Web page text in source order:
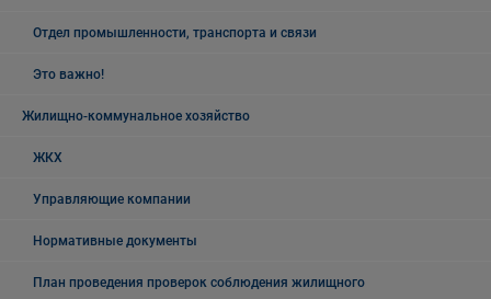
Отдел промышленности, транспорта и связи
Это важно!
Жилищно-коммунальное хозяйство
ЖКХ
Управляющие компании
Нормативные документы
План проведения проверок соблюдения жилищного